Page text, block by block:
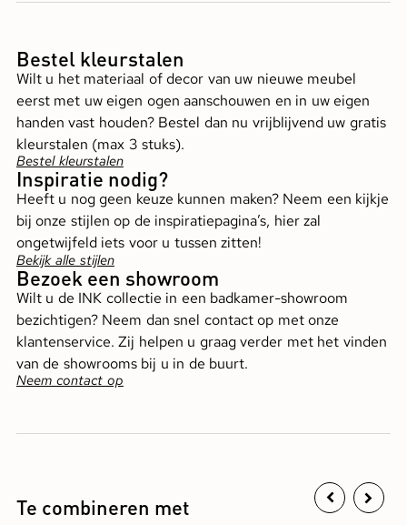
Bestel kleurstalen
Wilt u het materiaal of decor van uw nieuwe meubel
eerst met uw eigen ogen aanschouwen en in uw eigen
handen vast houden? Bestel dan nu vrijblijvend uw gratis
kleurstalen (max 3 stuks).
Bestel kleurstalen
Inspiratie nodig?
Heeft u nog geen keuze kunnen maken? Neem een kijkje
bij onze stijlen op de inspiratiepagina’s, hier zal
ongetwijfeld iets voor u tussen zitten!
Bekijk alle stijlen
Bezoek een showroom
Wilt u de INK collectie in een badkamer-showroom
bezichtigen? Neem dan snel contact op met onze
klantenservice. Zij helpen u graag verder met het vinden
van de showrooms bij u in de buurt.
Neem contact op
Te combineren met